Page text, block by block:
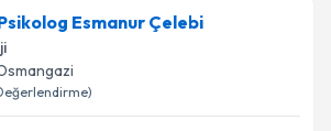
Takvim Talebini Gönder
Karacaiçin randevu takvimi talebi
bu uzmandan randevu almanız için bir
e-posta ile bilgilendireceğiz.
Esmanur Çelebi